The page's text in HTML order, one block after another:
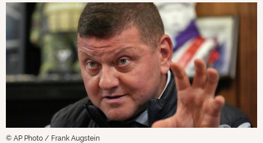
© AP Photo / Frank Augstein